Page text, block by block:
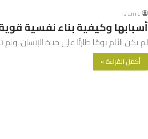
islamic
أسبابها وكيفية بناء نفسية
لم يكن الألم يومًا طارئًا على حياة الإنسان،
أكمل القراءة »